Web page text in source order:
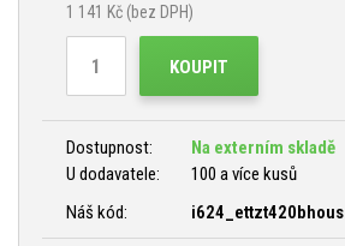
1 141 Kč (bez DPH)
KOUPIT
Dostupnost:
Na externím skladě
U dodavatele:
100 a více kusů
Náš kód:
i624_ettzt420bhous